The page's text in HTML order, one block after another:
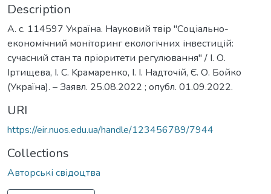
Description
А. с. 114597 Україна. Науковий твір ''Соціально-
економічний моніторинг екологічних інвестицій:
сучасний стан та пріоритети регулювання'' / І. О.
Іртищева, І. С. Kpамаренко, І. І. Надточій, Є. О. Бойко
(Україна). – Заявл. 25.08.2022 ; опубл. 01.09.2022.
URI
https://eir.nuos.edu.ua/handle/123456789/7944
Collections
Авторські свідоцтва